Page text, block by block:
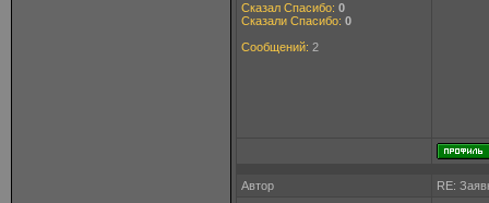
Сказал Спасибо: 0
Сказали Спасибо: 0
Сообщений: 2
Автор
RE: